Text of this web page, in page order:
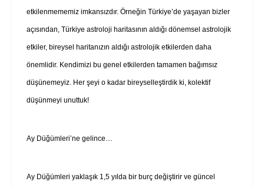
etkilenmememiz imkansızdır. Örneğin Türkiye’de yaşayan bizler
açısından, Türkiye astroloji haritasının aldığı dönemsel astrolojik
etkiler, bireysel haritanızın aldığı astrolojik etkilerden daha
önemlidir. Kendimizi bu genel etkilerden tamamen bağımsız
düşünemeyiz. Her şeyi o kadar bireyselleştirdik ki, kolektif
düşünmeyi unuttuk!
Ay Düğümleri’ne gelince…
Ay Düğümleri yaklaşık 1,5 yılda bir burç değiştirir ve güncel